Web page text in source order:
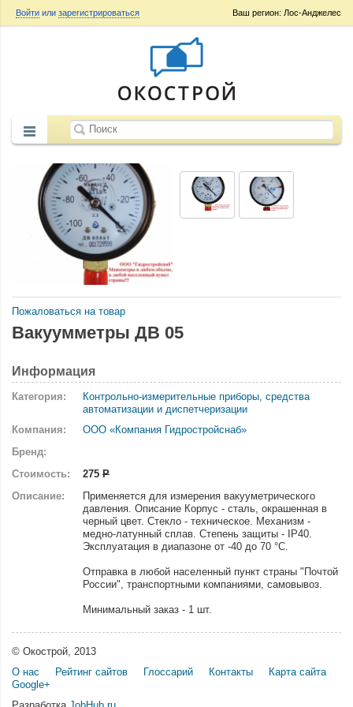
Ваш регион: Лос-Анджелес
Войти или зарегистрироваться
Пожаловаться на товар
Вакуумметры ДВ 05
Информация
Категория:
Контрольно-измерительные приборы, средства
автоматизации и диспетчеризации
Компания:
ООО «Компания Гидростройснаб»
Бренд:
Стоимость:
275 Р
Описание:
Применяется для измерения вакууметрического
давления. Описание Корпус - сталь, окрашенная в
черный цвет. Стекло - техническое. Механизм -
медно-латунный сплав. Степень защиты - ІР40.
Эксплуатация в диапазоне от -40 до 70 °С.
Отправка в любой населенный пункт страны "Почтой
России", транспортными компаниями, самовывоз.
Минимальный заказ - 1 шт.
© Окострой, 2013
О нас
Рейтинг сайтов Глоссарий Контакты
Карта сайта
Google+